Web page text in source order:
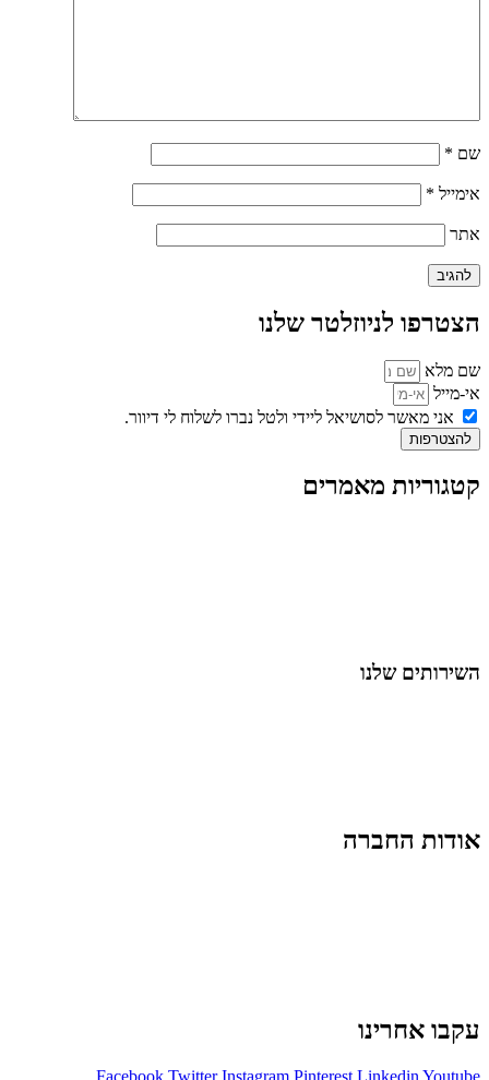
שם *
אימייל *
אתר
הצטרפו לניוזלטר שלנו
שם מלא
אי-מייל
אני מאשר לסושיאל ליידי ולטל נברו לשלוח לי דיוור.
להצטרפות
קטגוריות מאמרים
השירותים שלנו
אודות החברה
עקבו אחרינו